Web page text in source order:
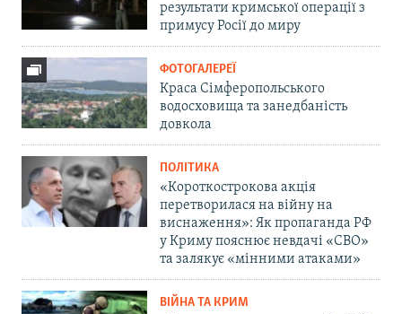
результати кримської операції з
примусу Росії до миру
ФОТОГАЛЕРЕЇ
Краса Сімферопольського
водосховища та занедбаність
довкола
ПОЛІТИКА
«Короткострокова акція
перетворилася на війну на
виснаження»: Як пропаганда РФ
у Криму пояснює невдачі «СВО»
та залякує «мінними атаками»
ВІЙНА ТА КРИМ